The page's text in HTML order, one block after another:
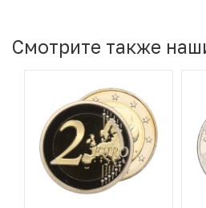
Смотрите также